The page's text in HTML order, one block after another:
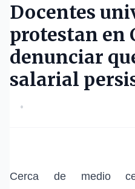
Docentes
protestan en
denunciar
salarial
•
Cerca de medio